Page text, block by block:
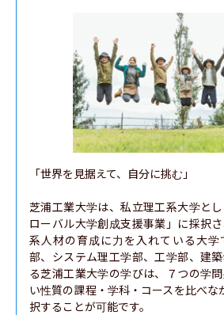
「世界を見据えて、自分に挑む」
芝浦工業大学は、私立理工系大学と
ローバル大学創成支援事業」に採択
系人材の育成に力を入れている大学
部、システム理工学部、工学部、建
る芝浦工業大学の学びは、７つの学
い性質の課程・学科・コースを比べな
択することが可能です。